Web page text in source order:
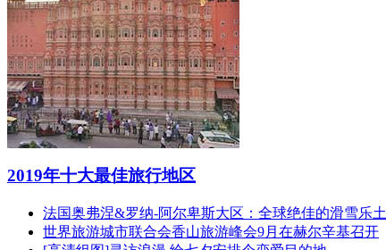
2019年十大最佳旅行地区
法国奥弗涅&罗纳-阿尔卑斯大区：全球绝佳的滑雪乐土
世界旅游城市联合会香山旅游峰会9月在赫尔辛基召开